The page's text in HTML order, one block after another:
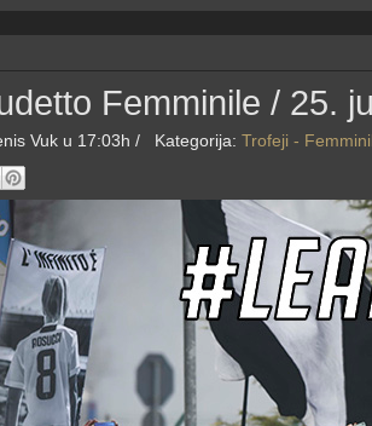
Femminile / 25.
Vuk u 17:03h / Kategorija: Trofeji -